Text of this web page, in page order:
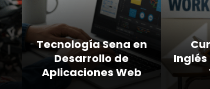
Tecnología Sena en
Desarrollo de
Aplicaciones Web
Inglés